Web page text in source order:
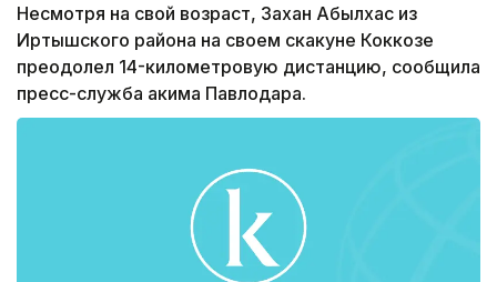
Несмотря на свой возраст, Захан Абылхас из
Иртышского района на своем скакуне Коккозе
преодолел 14-километровую дистанцию, сообщила
пресс-служба акима Павлодара.